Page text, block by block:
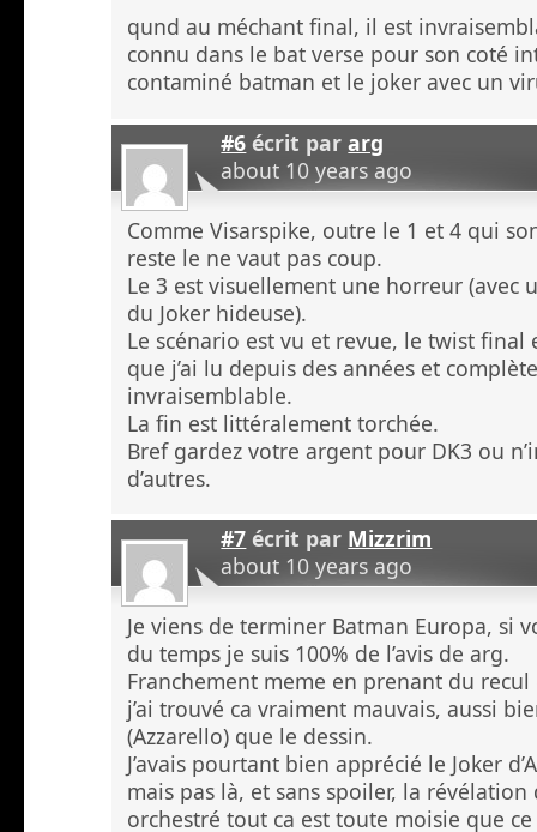
qund au méchant final, il est
connu dans le bat verse pour son coté
contaminé batman et le joker avec un
#6 écrit pararg
about 10 years ago
Comme Visarspike, outre le 1 et 4 qui
reste le ne vaut pas coup.
Le 3 est visuellement une horreur (avec
du Joker hideuse).
Le scénario est vu et revue, le twist final
que j’ai lu depuis des années et
invraisemblable.
La fin est littéralement torchée.
Bref gardez votre argent pour DK3 ou
d’autres.
#7 écrit par Mizzrim
about 10 years ago
Je viens de terminer Batman Europa, si
du temps je suis 100% de l’avis de arg.
Franchement meme en prenant du
j’ai trouvé ca vraiment mauvais, aussi
(Azzarello) que le dessin.
J’avais pourtant bien apprécié le Joker
mais pas là, et sans spoiler, la
orchestré tout ca est toute moisie que